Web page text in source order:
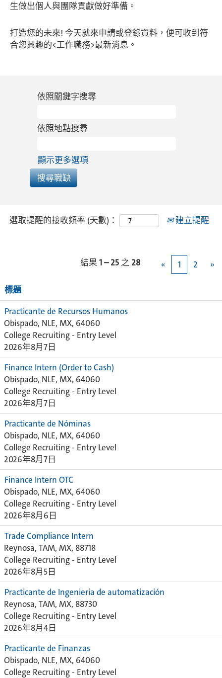
生做出個人與團隊貢獻做好準備。
打造您的未來! 今天就來申請或登錄資料，便可收到符
合您興趣的<工作職務>最新消息。
依照關鍵字搜尋
依照地點搜尋
顯示更多選項
選取提醒的接收頻率 (天數)： 建立提醒
結果 1 – 25 之 28 « 1 2 »
標題
Practicante de Recursos Humanos
Obispado, NLE, MX, 64060
College Recruiting - Entry Level
2026年8月7日
Finance Intern (Order to Cash)
Obispado, NLE, MX, 64060
College Recruiting - Entry Level
2026年8月7日
Practicante de Nóminas
Obispado, NLE, MX, 64060
College Recruiting - Entry Level
2026年8月7日
Finance Intern OTC
Obispado, NLE, MX, 64060
College Recruiting - Entry Level
2026年8月6日
Trade Compliance Intern
Reynosa, TAM, MX, 88718
College Recruiting - Entry Level
2026年8月5日
Practicante de Ingenieria de automatización
Reynosa, TAM, MX, 88730
College Recruiting - Entry Level
2026年8月4日
Practicante de Finanzas
Obispado, NLE, MX, 64060
College Recruiting - Entry Level